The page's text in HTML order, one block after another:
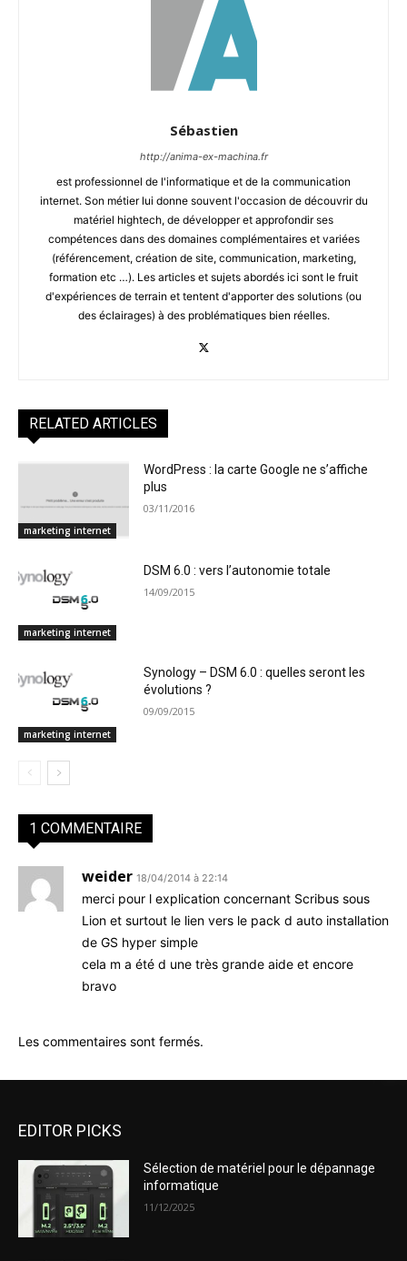
Sébastien
http://anima-ex-machina.fr
est professionnel de l'informatique et de la communication
internet. Son métier lui donne souvent l'occasion de découvrir du
matériel hightech, de développer et approfondir ses
compétences dans des domaines complémentaires et variées
(référencement, création de site, communication, marketing,
formation etc …). Les articles et sujets abordés ici sont le fruit
d'expériences de terrain et tentent d'apporter des solutions (ou
des éclairages) à des problématiques bien réelles.
RELATED ARTICLES
marketing internet
WordPress : la carte Google ne s’affiche
plus
03/11/2016
marketing internet
DSM 6.0 : vers l’autonomie totale
14/09/2015
marketing internet
Synology – DSM 6.0 : quelles seront les
évolutions ?
09/09/2015
1 COMMENTAIRE
weider 18/04/2014 à 22:14
merci pour l explication concernant Scribus sous
Lion et surtout le lien vers le pack d auto installation
de GS hyper simple
cela m a été d une très grande aide et encore
bravo
Les commentaires sont fermés.
EDITOR PICKS
Sélection de matériel pour le dépannage
informatique
11/12/2025